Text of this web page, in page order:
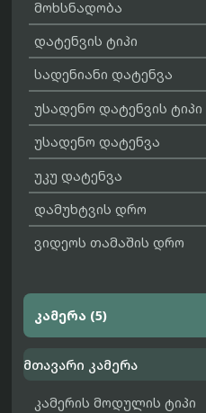
მოხსნადობა
დატენვის ტიპი
სადენიანი დატენვა
უსადენო დატენვის ტიპი
უსადენო დატენვა
უკუ დატენვა
დამუხტვის დრო
ვიდეოს თამაშის დრო
კამერა (5)
მთავარი კამერა
კამერის მოდულის ტიპი